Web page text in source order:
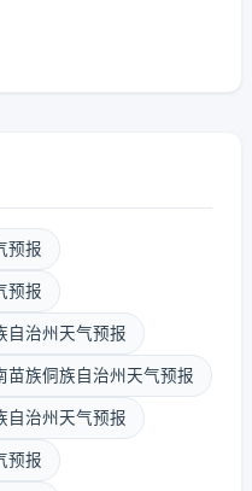
预报
预报
自治州天气预报
苗族侗族自治州天气预报
自治州天气预报
预报